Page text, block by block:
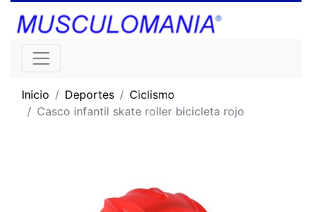
Inicio Deportes
Ciclismo
Casco infantil skate roller bicicleta rojo